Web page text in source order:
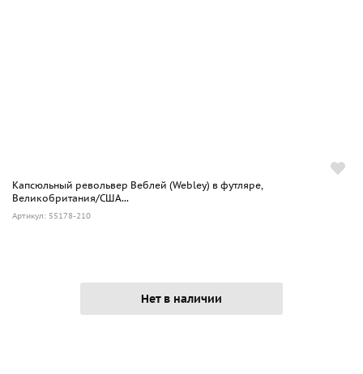
Капсюльный револьвер Веблей (Webley) в футляре,
Великобритания/США...
Артикул: 55178-210
Нет в наличии